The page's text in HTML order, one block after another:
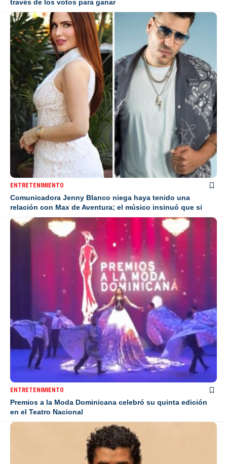
través de los votos para ganar
ENTRETENIMIENTO
Comunicadora Jenny Blanco niega haya tenido una
relación con Max de Aventura; el músico insinuó que si
ENTRETENIMIENTO
Premios a la Moda Dominicana celebró su quinta edición
en el Teatro Nacional